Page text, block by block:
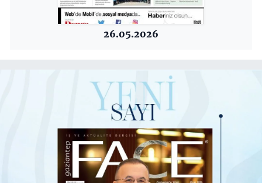
26.05.2026